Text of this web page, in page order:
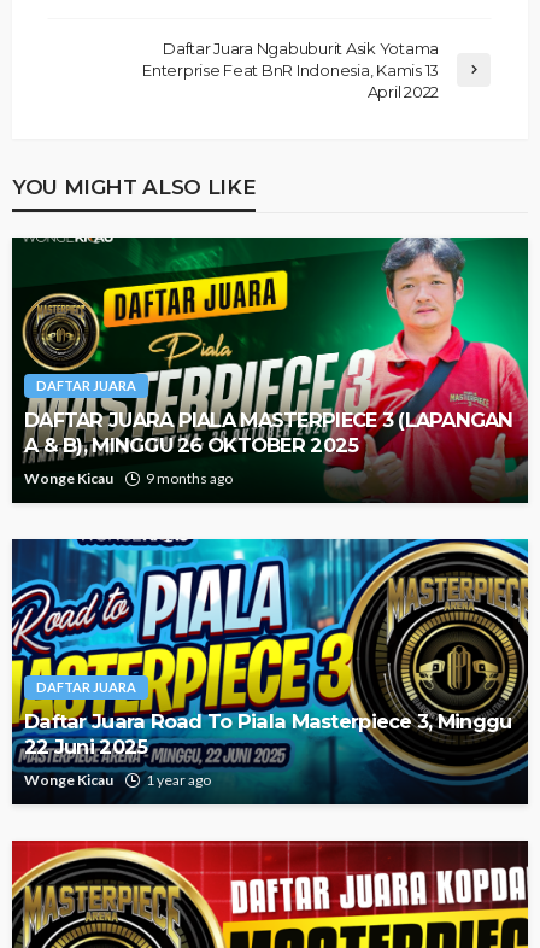
Daftar Juara Ngabuburit Asik Yotama
Enterprise Feat BnR Indonesia, Kamis 13
April 2022
YOU MIGHT ALSO LIKE
DAFTAR JUARA
DAFTAR JUARA PIALA MASTERPIECE 3 (LAPANGAN
A & B), MINGGU 26 OKTOBER 2025
Wonge Kicau 9 months ago
DAFTAR JUARA
Daftar Juara Road To Piala Masterpiece 3, Minggu
22 Juni 2025
Wonge Kicau 1 year ago